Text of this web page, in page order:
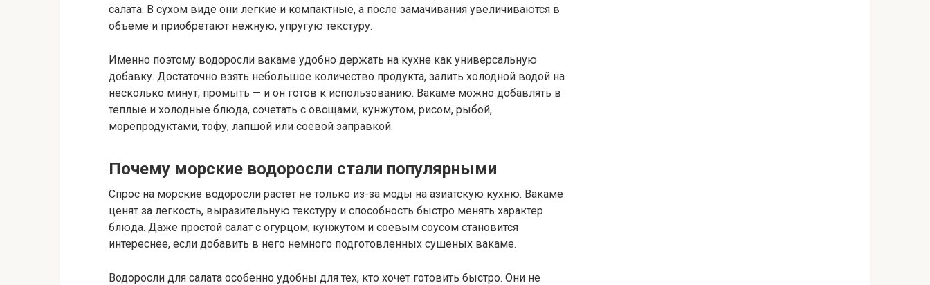
салата. В сухом виде они легкие и компактные, а после замачивания увеличиваются в
объеме и приобретают нежную, упругую текстуру.
Именно поэтому водоросли вакаме удобно держать на кухне как универсальную
добавку. Достаточно взять небольшое количество продукта, залить холодной водой на
несколько минут, промыть — и он готов к использованию. Вакаме можно добавлять в
теплые и холодные блюда, сочетать с овощами, кунжутом, рисом, рыбой,
морепродуктами, тофу, лапшой или соевой заправкой.
Почему морские водоросли стали популярными
Спрос на морские водоросли растет не только из-за моды на азиатскую кухню. Вакаме
ценят за легкость, выразительную текстуру и способность быстро менять характер
блюда. Даже простой салат с огурцом, кунжутом и соевым соусом становится
интереснее, если добавить в него немного подготовленных сушеных вакаме.
Водоросли для салата особенно удобны для тех, кто хочет готовить быстро. Они не